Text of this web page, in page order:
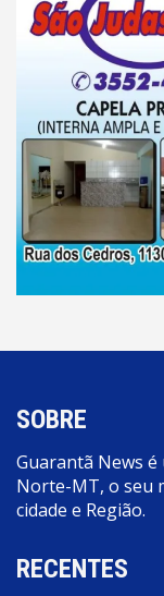
SOBRE
Guarantã News
Norte-MT, o seu
cidade e Região.
RECENTES